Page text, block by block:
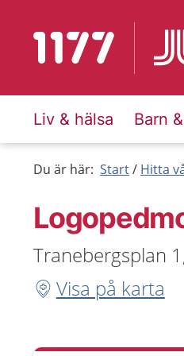
Till startsidan för 1177
Liv & hälsa Barn
Du är här: Start Hitta
Tranebergsplan
Visa på karta